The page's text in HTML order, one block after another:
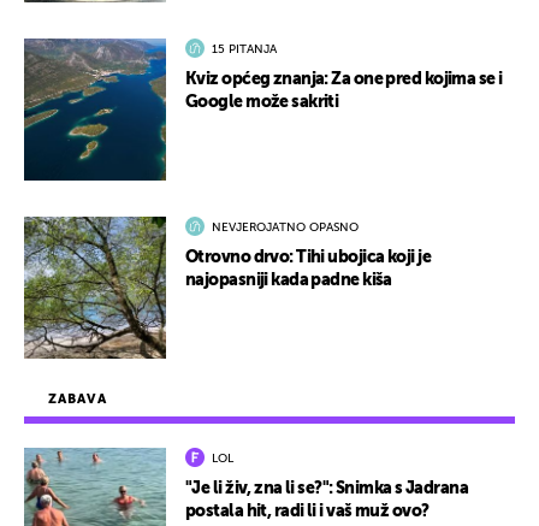
ZABAVA
LOL
"Je li živ, zna li se?": Snimka s Jadrana
postala hit, radi li i vaš muž ovo?
15 PITANJA
Kviz općeg znanja: Za one pred kojima se i
Google može sakriti
NEVJEROJATNO OPASNO
Otrovno drvo: Tihi ubojica koji je
najopasniji kada padne kiša